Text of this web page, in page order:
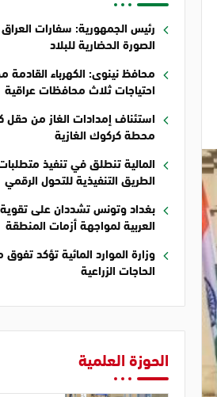
رئيس الجمهورية: سفارات
الصورة الحضارية للبلاد
محافظ نينوى: الكهرباء القادمة
احتياجات ثلاث محافظات عراقية
استئناف إمدادات الغاز من حقل
محطة كركوك الغازية
المالية تنطلق في تنفيذ
الطريق التنفيذية للتحول الرقمي
بغداد وتونس تشددان على
العربية لمواجهة أزمات المنطقة
وزارة الموارد المائية تؤكد
الحاجات الزراعية
الحوزة العلمية